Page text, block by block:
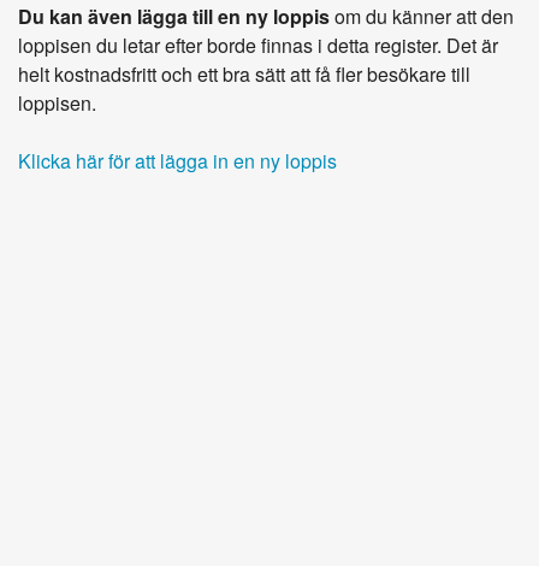
Du kan även lägga till en ny loppisom du känner att den
loppisen du letar efter borde finnas i detta register. Det är
helt kostnadsfritt och ett bra sätt att få fler besökare till
loppisen.
Klicka här för att lägga in en ny loppis